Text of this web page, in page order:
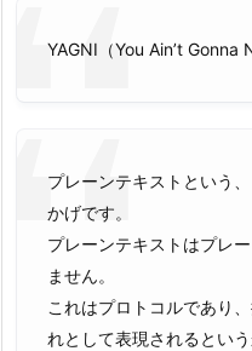
YAGNI（You Ain’t Gonna
プレーンテキストという
かげです。
プレーンテキストはプレ
ません。
これはプロトコルであり
れとして表現されるとい